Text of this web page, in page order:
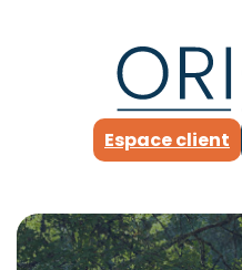
Espace client